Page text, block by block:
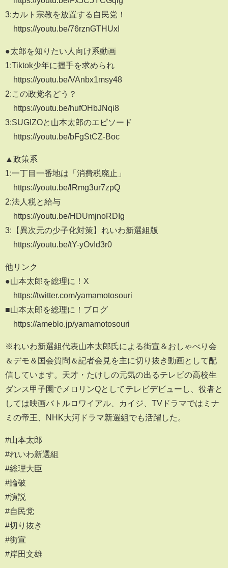
3:カルト宗教を放置する自民党！
https://youtu.be/76rznGTHUxI
●太郎を知りたい人向け系動画
1:Tiktok少年に握手を求められ
https://youtu.be/VAnbx1msy48
2:この政党名どう？
https://youtu.be/hufOHbJNqi8
3:SUGIZOと山本太郎のエピソード
https://youtu.be/bFgStCZ-Boc
▲政策系
1:一丁目一番地は「消費税廃止」
https://youtu.be/lRmg3ur7zpQ
2:法人税と給与
https://youtu.be/HDUmjnoRDIg
3:【異次元の少子化対策】れいわ新選組版
https://youtu.be/tY-yOvId3r0
他リンク
●山本太郎を総理に！X
https://twitter.com/yamamotosouri
■山本太郎を総理に！ブログ
https://ameblo.jp/yamamotosouri
※れいわ新選組代表山本太郎氏による街宣＆おしゃべり会
＆デモ＆国会質問＆記者会見を主に切り抜き動画として配
信しています。天才・たけしの元気の出るテレビの高校生
ダンス甲子園でメロリンQとしてテレビデビューし、役者と
しては映画バトルロワイアル、カイジ、TVドラマではミナ
ミの帝王、NHK大河ドラマ新選組でも活躍した。
#山本太郎
#れいわ新選組
#総理大臣
#論破
#演説
#自民党
#切り抜き
#街宣
#岸田文雄